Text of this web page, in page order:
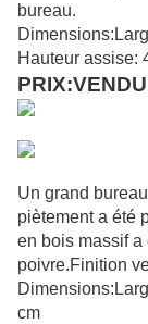
bureau.
Hauteur assise:
Un grand
piètement a été
en bois massif
poivre.Finition
cm